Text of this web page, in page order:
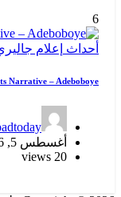
6
أحداث إعلام
Narrative – Adeboboye
أغسطس 5, 2026
20 views